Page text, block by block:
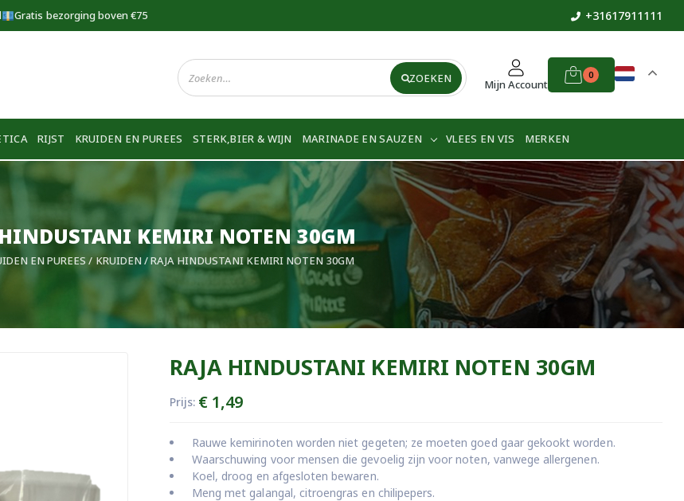
Gratis bezorging boven €75 +31617911111
ZOEKEN Mijn Account
0
RIJST KRUIDEN EN PUREES STERK,BIER & WIJN MARINADE EN SAUZEN VLEES EN VIS MERKEN
KEMIRI NOTEN 30GM
EN PUREES /KRUIDEN/ RAJA HINDUSTANI KEMIRI NOTEN 30GM
RAJA HINDUSTANI KEMIRI NOTEN 30GM
Prijs: € 1,49
Rauwe kemirinoten worden niet gegeten; ze moeten goed gaar gekookt worden.
Waarschuwing voor mensen die gevoelig zijn voor noten, vanwege allergenen.
Koel, droog en afgesloten bewaren.
Meng met galangal, citroengras en chilipepers.